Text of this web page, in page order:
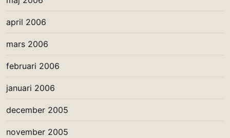
april 2006
mars 2006
februari 2006
januari 2006
december 2005
november 2005